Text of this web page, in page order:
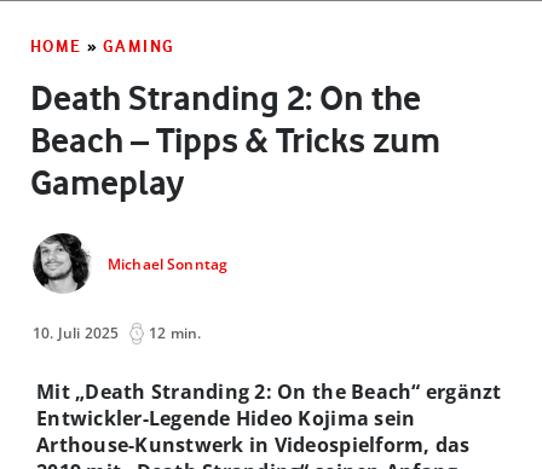
HOME » GAMING
Death Stranding 2: On the
Beach – Tipps & Tricks zum
Gameplay
Michael Sonntag
10. Juli 2025 12 min.
Mit „Death Stranding 2: On the Beach“ ergänzt
Entwickler-Legende Hideo Kojima sein
Arthouse-Kunstwerk in Videospielform, das